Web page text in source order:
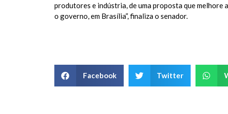
produtores e indústria, de uma proposta que melhore
o governo, em Brasília”, finaliza o senador.
Facebook Twitter